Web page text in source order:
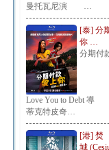
曼托瓦尼演 …
[泰] 分
你 …
分期付
Love You to Debt
蒂克特皮奇…
[港] 焚
城